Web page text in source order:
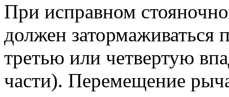
При исправном
должен затормаживаться
третью или четвертую
части). Перемещение